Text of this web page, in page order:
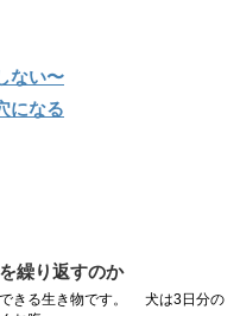
ない〜
になる
繰り返すのか
きる生き物です。 犬は3日分の